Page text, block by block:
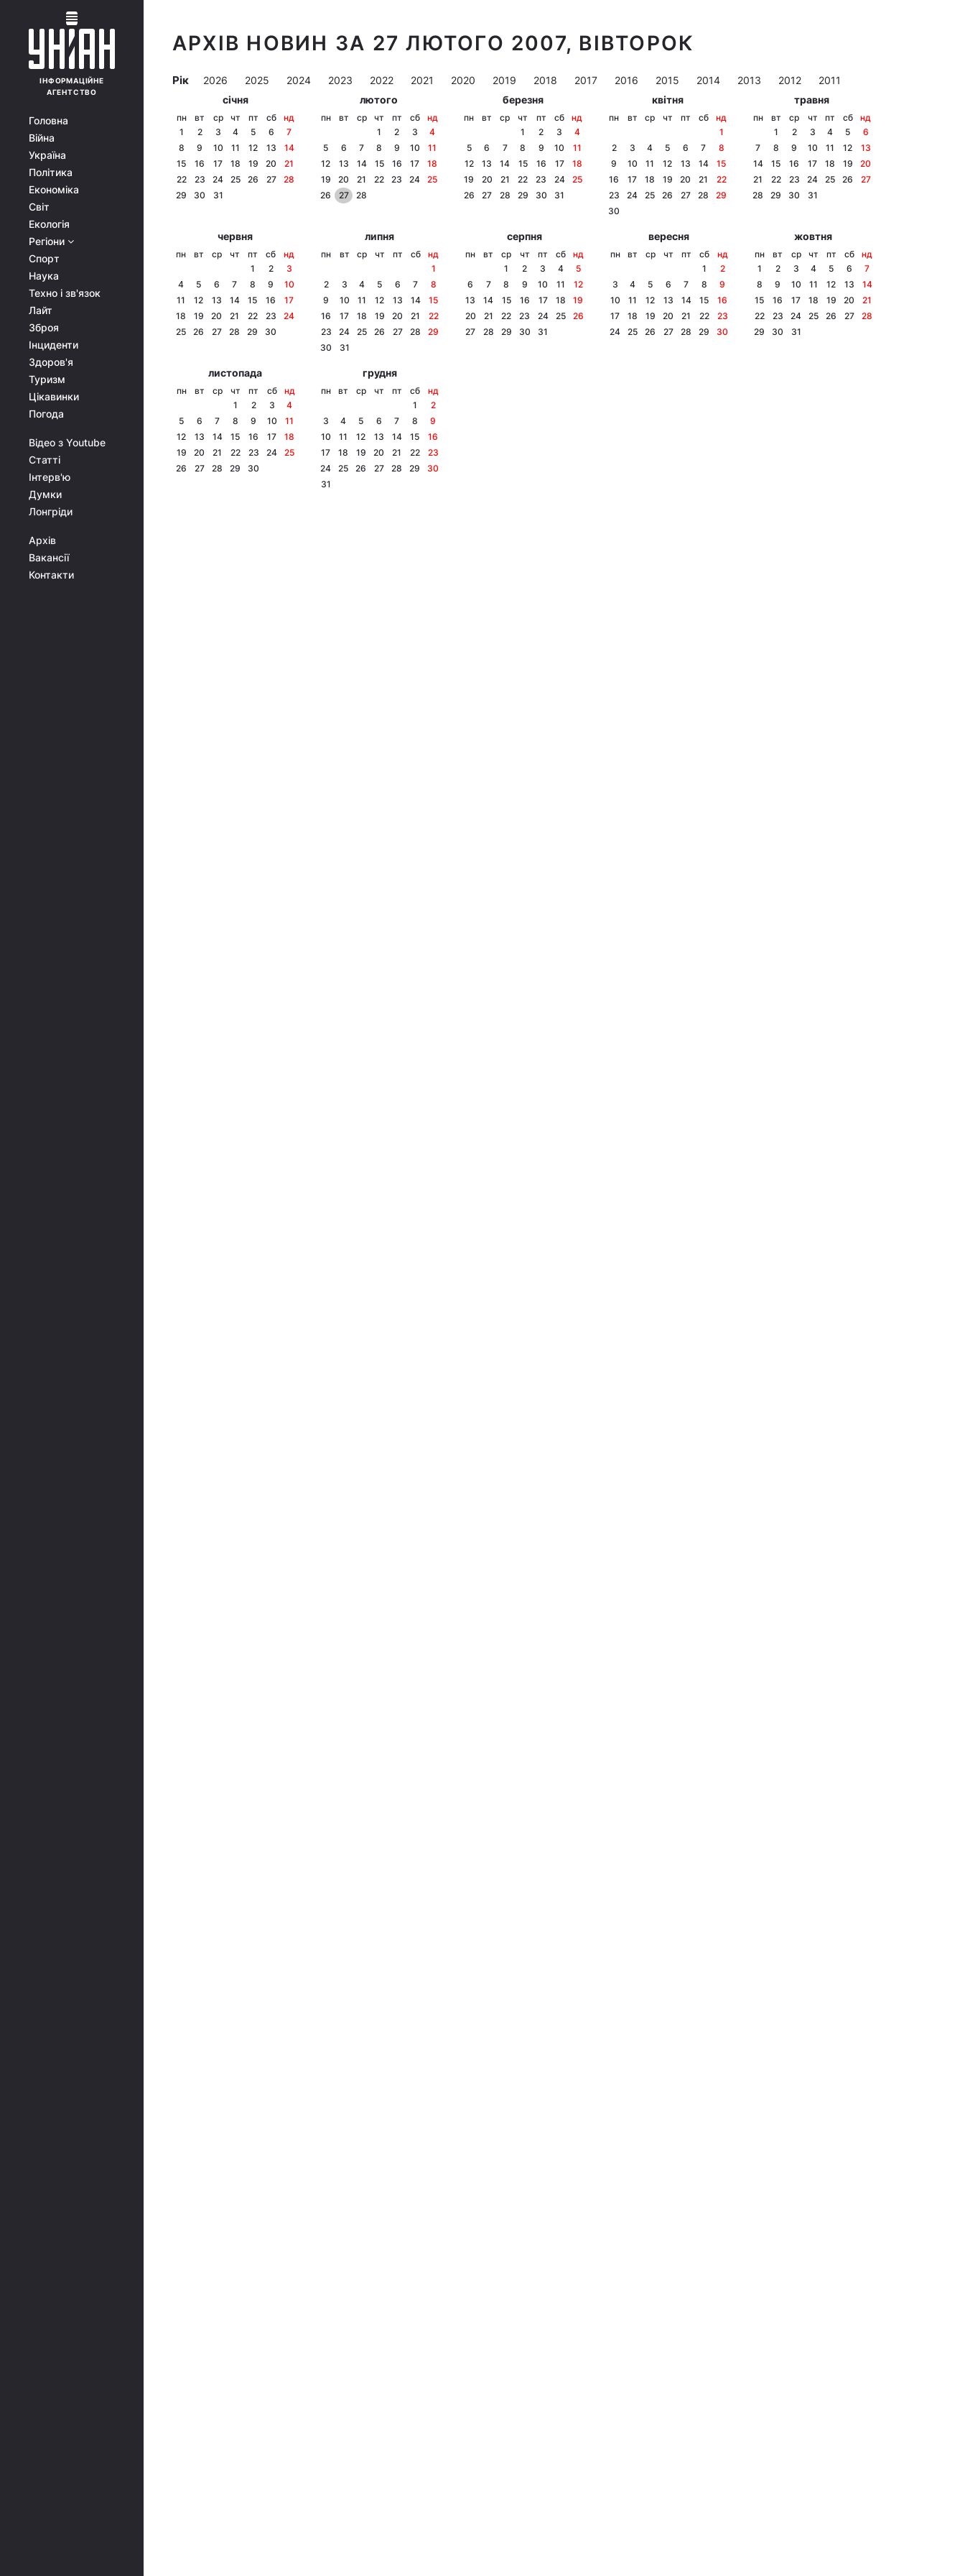
ІНФОРМАЦІЙНЕ
АГЕНТСТВО
Головна
Війна
Україна
Політика
Економіка
Світ
Екологія
Регіони
Спорт
Наука
Техно і зв'язок
Лайт
Зброя
Інциденти
Здоров'я
Туризм
Цікавинки
Погода
Відео з Youtube
Статті
Інтерв'ю
Думки
Лонгріди
Архів
Вакансії
Контакти
АРХІВ НОВИН ЗА 27 ЛЮТОГО 2007, ВІВТОРОК
Рік 2026 2025 2024 2023 2022 2021 2020 2019 2018 2017 2016 2015 2014 2013 2012
2011
січня
пн вт ср чт пт сб
нд
1
2 3 4 5 6
7
8
9 10 11 12 13
14
15
16 17 18 19 20
21
22
23 24 25 26 27
28
29
30 31
лютого
пн вт ср чт пт сб
нд
1
2 3
4
5
6 7 8 9 10
11
12
13 14 15 16 17
18
19
20 21 22 23 24
25
26
27 28
березня
пн вт ср чт пт сб
нд
1
2 3
4
5
6 7 8 9 10
11
12
13 14 15 16 17
18
19
20 21 22 23 24
25
26
27 28 29 30 31
квітня
пн вт ср чт пт сб
нд
1
2
3 4 5 6 7
8
9
10 11 12 13 14
15
16
17 18 19 20 21
22
23
24 25 26 27 28
29
30
травня
пн вт ср чт пт сб
нд
1
2 3 4 5
6
7
8 9 10 11 12
13
14
15 16 17 18 19
20
21
22 23 24 25 26
27
28
29 30 31
червня
пн вт ср чт пт сб
нд
1
2
3
4
5 6 7 8 9
10
11
12 13 14 15 16
17
18
19 20 21 22 23
24
25
26 27 28 29 30
липня
пн вт ср чт пт сб
нд
1
2
3 4 5 6 7
8
9
10 11 12 13 14
15
16
17 18 19 20 21
22
23
24 25 26 27 28
29
30
31
серпня
пн вт ср чт пт сб
нд
1
2 3 4
5
6
7 8 9 10 11
12
13
14 15 16 17 18
19
20
21 22 23 24 25
26
27
28 29 30 31
вересня
пн вт ср чт пт сб
нд
1
2
3
4 5 6 7 8
9
10
11 12 13 14 15
16
17
18 19 20 21 22
23
24
25 26 27 28 29 30
жовтня
пн вт ср чт пт сб
нд
1
2 3 4 5 6
7
8
9 10 11 12 13
14
15
16 17 18 19 20
21
22
23 24 25 26 27
28
29
30 31
листопада
пн вт ср чт пт сб
нд
1
2 3
4
5
6 7 8 9 10
11
12
13 14 15 16 17
18
19
20 21 22 23 24
25
26
27 28 29 30
грудня
пн вт ср чт пт сб
нд
1
2
3
4 5 6 7 8
9
10
11 12 13 14 15
16
17
18 19 20 21 22
23
24
25 26 27 28 29
30
31